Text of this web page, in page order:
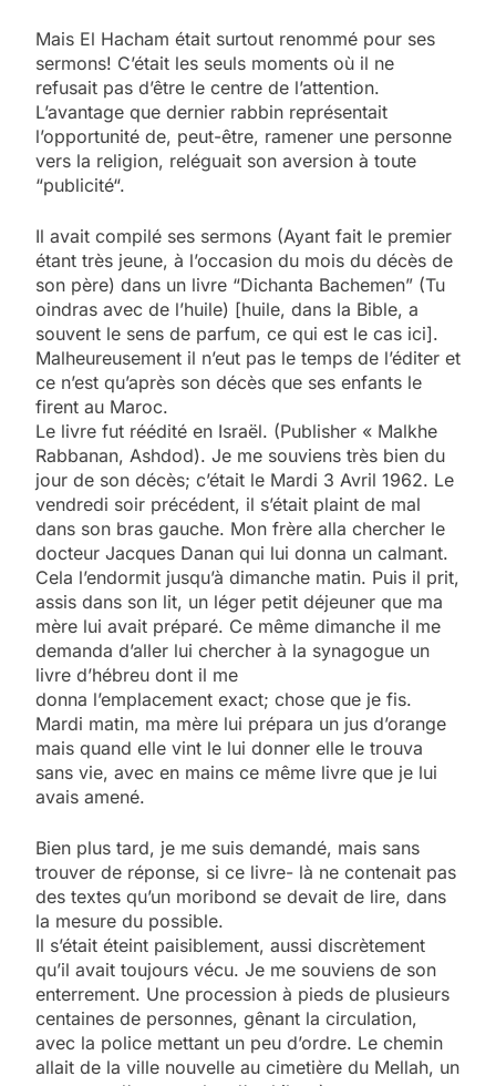
Mais El Hacham était surtout renommé pour ses
sermons! C’était les seuls moments où il ne
refusait pas d’être le centre de l’attention.
L’avantage que dernier rabbin représentait
l’opportunité de, peut-être, ramener une personne
vers la religion, reléguait son aversion à toute
“publicité“.
Il avait compilé ses sermons (Ayant fait le premier
étant très jeune, à l’occasion du mois du décès de
son père) dans un livre “Dichanta Bachemen” (Tu
oindras avec de l’huile) [huile, dans la Bible, a
souvent le sens de parfum, ce qui est le cas ici].
Malheureusement il n’eut pas le temps de l’éditer et
ce n’est qu’après son décès que ses enfants le
firent au Maroc.
Le livre fut réédité en Israël. (Publisher « Malkhe
Rabbanan, Ashdod). Je me souviens très bien du
jour de son décès; c’était le Mardi 3 Avril 1962. Le
vendredi soir précédent, il s’était plaint de mal
dans son bras gauche. Mon frère alla chercher le
docteur Jacques Danan qui lui donna un calmant.
Cela l’endormit jusqu’à dimanche matin. Puis il prit,
assis dans son lit, un léger petit déjeuner que ma
mère lui avait préparé. Ce même dimanche il me
demanda d’aller lui chercher à la synagogue un
livre d’hébreu dont il me
donna l’emplacement exact; chose que je fis.
Mardi matin, ma mère lui prépara un jus d’orange
mais quand elle vint le lui donner elle le trouva
sans vie, avec en mains ce même livre que je lui
avais amené.
Bien plus tard, je me suis demandé, mais sans
trouver de réponse, si ce livre- là ne contenait pas
des textes qu’un moribond se devait de lire, dans
la mesure du possible.
Il s’était éteint paisiblement, aussi discrètement
qu’il avait toujours vécu. Je me souviens de son
enterrement. Une procession à pieds de plusieurs
centaines de personnes, gênant la circulation,
avec la police mettant un peu d’ordre. Le chemin
allait de la ville nouvelle au cimetière du Mellah, un